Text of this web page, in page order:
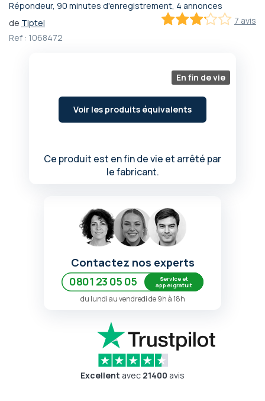
Répondeur, 90 minutes d'enregistrement, 4 annonces
7 avis
de Tiptel
Ref : 1068472
En fin de vie
Voir les produits équivalents
Ce produit est en fin de vie et arrêté par
le fabricant.
Passer
au
début
Contactez nos experts
0801 23 05 05
Service et
appel gratuit
du lundi au vendredi de 9h à 18h
Excellent avec 21400 avis